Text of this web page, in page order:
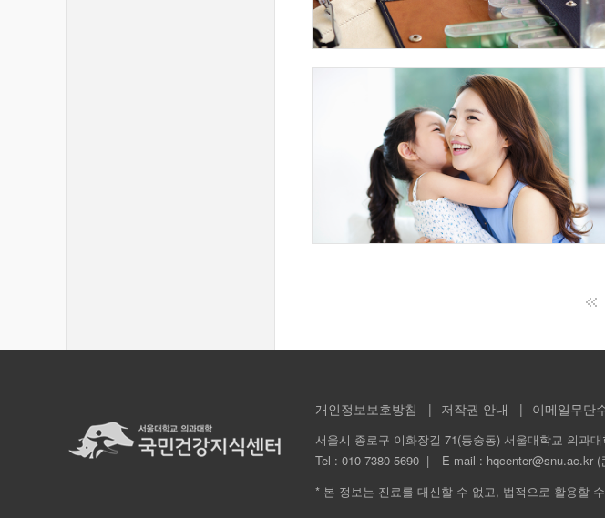
페
이
의
개인정보보호방침 저작권 안내 이메일무단
서울시 종로구 이화장길 71(동숭동) 서울대학교 의과
Tel : 010-7380-5690 E-mail : hqcenter@snu.ac.kr
* 본 정보는 진료를 대신할 수 없고, 법적으로 활용할